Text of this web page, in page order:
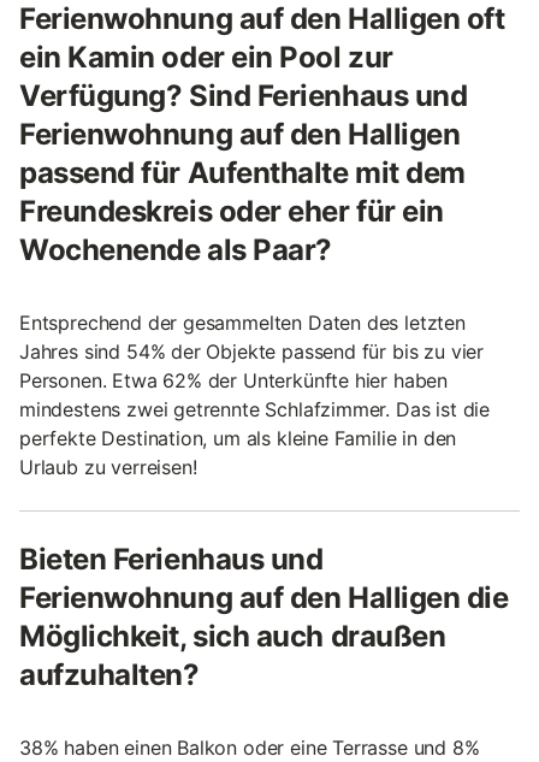
Ferienwohnung auf den Halligen oft
ein Kamin oder ein Pool zur
Verfügung? Sind Ferienhaus und
Ferienwohnung auf den Halligen
passend für Aufenthalte mit dem
Freundeskreis oder eher für ein
Wochenende als Paar?
Entsprechend der gesammelten Daten des letzten
Jahres sind 54% der Objekte passend für bis zu vier
Personen. Etwa 62% der Unterkünfte hier haben
mindestens zwei getrennte Schlafzimmer. Das ist die
perfekte Destination, um als kleine Familie in den
Urlaub zu verreisen!
Bieten Ferienhaus und
Ferienwohnung auf den Halligen die
Möglichkeit, sich auch draußen
aufzuhalten?
38% haben einen Balkon oder eine Terrasse und 8%